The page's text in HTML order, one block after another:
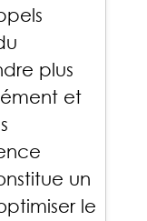
plus
et
un
le